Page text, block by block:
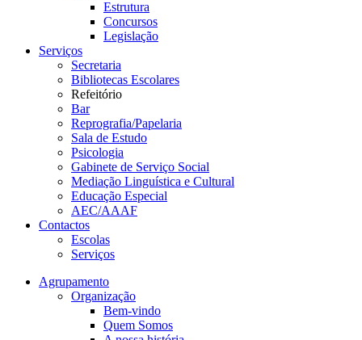
Estrutura
Concursos
Legislação
Serviços
Secretaria
Bibliotecas Escolares
Refeitório
Bar
Reprografia/Papelaria
Sala de Estudo
Psicologia
Gabinete de Serviço Social
Mediação Linguística e Cultural
Educação Especial
AEC/AAAF
Contactos
Escolas
Serviços
Agrupamento
Organização
Bem-vindo
Quem Somos